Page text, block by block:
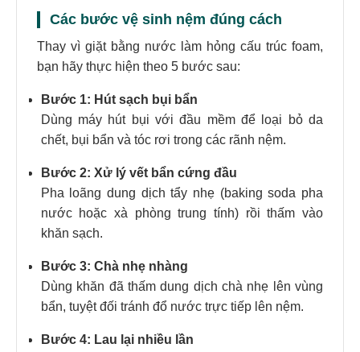
Các bước vệ sinh nệm đúng cách
Thay vì giặt bằng nước làm hỏng cấu trúc foam,
bạn hãy thực hiện theo 5 bước sau:
Bước 1: Hút sạch bụi bẩn
Dùng máy hút bụi với đầu mềm để loại bỏ da
chết, bụi bẩn và tóc rơi trong các rãnh nệm.
Bước 2: Xử lý vết bẩn cứng đầu
Pha loãng dung dịch tẩy nhẹ (baking soda pha
nước hoặc xà phòng trung tính) rồi thấm vào
khăn sạch.
Bước 3: Chà nhẹ nhàng
Dùng khăn đã thấm dung dịch chà nhẹ lên vùng
bẩn, tuyệt đối tránh đổ nước trực tiếp lên nệm.
Bước 4: Lau lại nhiều lần